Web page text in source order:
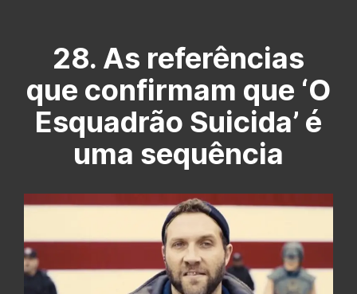
28. As referências
que confirmam que ‘O
Esquadrão Suicida’ é
uma sequência